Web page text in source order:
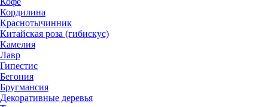
Кордилина
Краснотычинник
Китайская роза (гибискус)
Камелия
Лавр
Гипестис
Бегония
Бругмансия
Декоративные деревья